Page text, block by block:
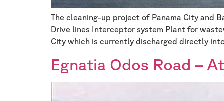
The cleaning-up project of Panama City and
Drive lines Interceptor system Plant for
City which is currently discharged directly
Egnatia Odos Road –